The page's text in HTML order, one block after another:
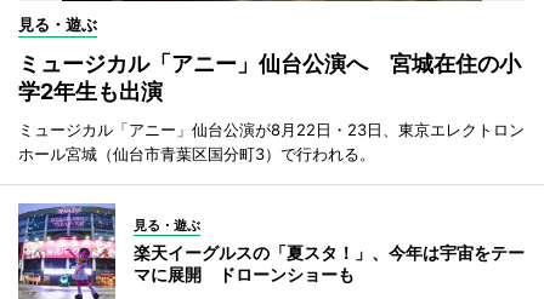
見る・遊ぶ
ミュージカル「アニー」仙台公演へ 宮城在住の小
学2年生も出演
ミュージカル「アニー」仙台公演が8月22日・23日、東京エレクトロン
ホール宮城（仙台市青葉区国分町3）で行われる。
見る・遊ぶ
楽天イーグルスの「夏スタ！」、今年は宇宙をテー
マに展開 ドローンショーも